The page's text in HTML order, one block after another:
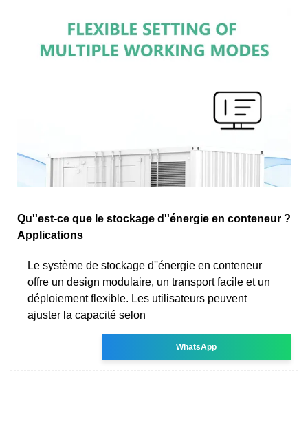
Qu''est-ce que le stockage d''énergie en conteneur ?
Applications
Le système de stockage d''énergie en conteneur
offre un design modulaire, un transport facile et un
déploiement flexible. Les utilisateurs peuvent
ajuster la capacité selon
WhatsApp